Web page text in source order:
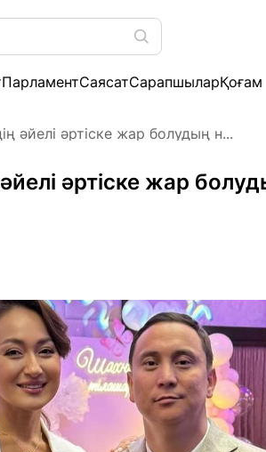
ПарламентСаясатСарапшыларҚоғам
әйелі әртіске жар болудың н...
әртіске жар